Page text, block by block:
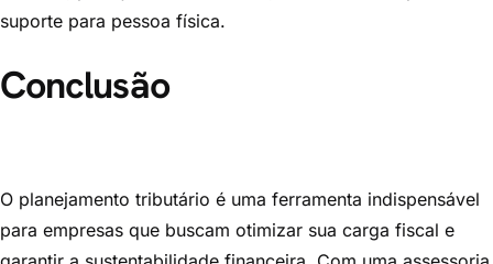
suporte para pessoa física.
Conclusão
O planejamento tributário é uma ferramenta indispensável
para empresas que buscam otimizar sua carga fiscal e